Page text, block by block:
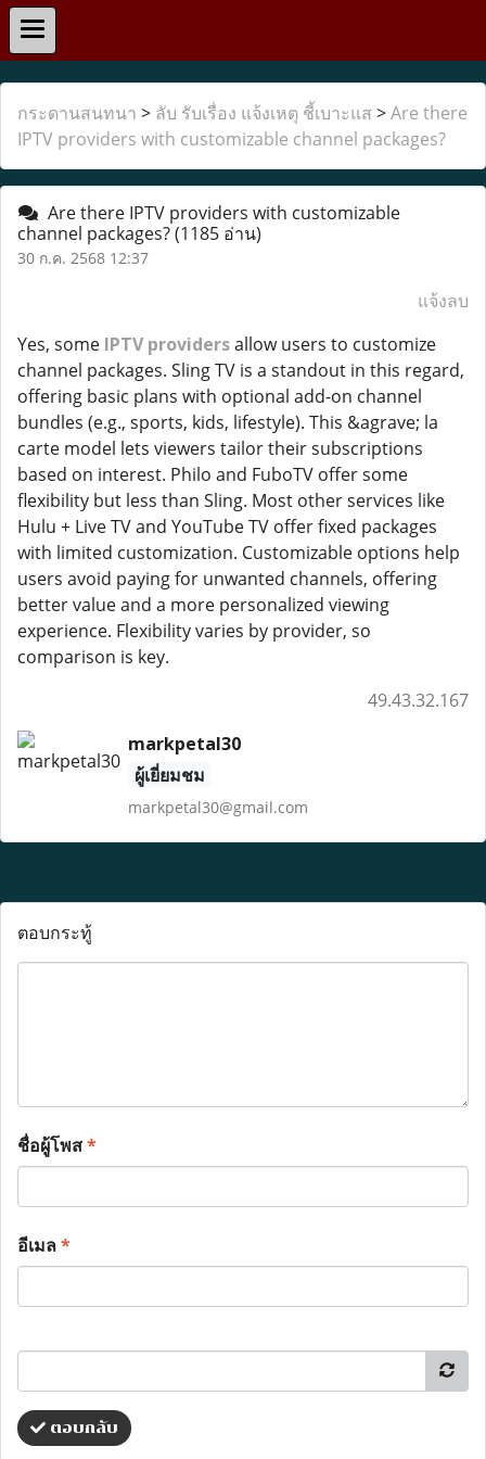
กระดานสนทนา > ลับ รับเรื่อง แจ้งเหตุ ชี้เบาะแส >Are there
IPTV providers with customizable channel packages?
Are there IPTV providers with customizable
channel packages?(1185 อ่าน)
30 ก.ค. 2568 12:37
แจ้งลบ
Yes, some IPTV providersallow users to customize
channel packages. Sling TV is a standout in this regard,
offering basic plans with optional add-on channel
bundles (e.g., sports, kids, lifestyle). This &agrave; la
carte model lets viewers tailor their subscriptions
based on interest. Philo and FuboTV offer some
flexibility but less than Sling. Most other services like
Hulu + Live TV and YouTube TV offer fixed packages
with limited customization. Customizable options help
users avoid paying for unwanted channels, offering
better value and a more personalized viewing
experience. Flexibility varies by provider, so
comparison is key.
49.43.32.167
markpetal30
ผู้เยี่ยมชม
markpetal30@gmail.com
ตอบกระทู้
ชื่อผู้โพส*
อีเมล*
ตอบกลับ